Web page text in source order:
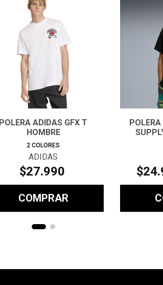
POLERA ADIDAS GFX T
HOMBRE
2 COLORES
ADIDAS
$27.990
COMPRAR
$24.